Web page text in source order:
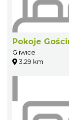
Pokoje
Gliwice
3.29 km